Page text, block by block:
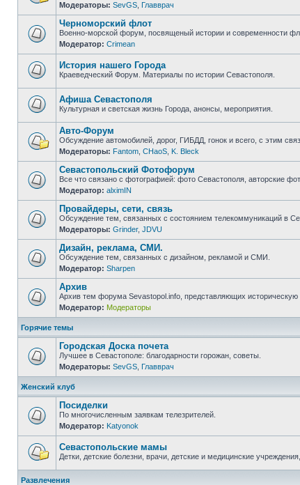
Нет
непрочитанных
сообщений
Модераторы: SevGS Главврач
Нет
непрочитанных
сообщений
Черноморский флот
Военно-морской форум, посвященый истории и современности
Модератор: Crimean
непрочитанных
сообщений
История нашего Города
Краеведческий Форум. Материалы по истории Севастополя.
непрочитанных
сообщений
Афиша Севастополя
Культурная и светская жизнь Города, анонсы, мероприятия.
Нет
непрочитанных
сообщений
Авто-Форум
Обсуждение автомобилей, дорог, ГИБДД, гонок и всего, с этим
Модераторы: Fantom CHaoS K. Bleck
Нет
непрочитанных
сообщений
Севастопольский Фотофорум
Все что связано с фотографией: фото Севастополя, авторские
Модератор: alximIN
Нет
непрочитанных
сообщений
Провайдеры, сети, связь
Обсуждение тем, связанных с состоянием телекоммуникаций в
Модераторы: Grinder, JDVU
Нет
непрочитанных
сообщений
Дизайн, реклама, СМИ.
Обсуждение тем, связанных с дизайном, рекламой и СМИ.
Модератор: Sharpen
Нет
непрочитанных
сообщений
Архив
Архив тем форума Sevastopol.info, представляющих историческую
Модератор: Модераторы
Горячие темы
Нет
непрочитанных
сообщений
Городская Доска почета
Лучшее в Севастополе: благодарности горожан, советы.
Модераторы: SevGS Главврач
Женский клуб
Нет
непрочитанных
сообщений
Посиделки
По многочисленным заявкам телезрителей.
Модератор: Katyonok
непрочитанных
сообщений
Севастопольские мамы
Детки, детские болезни, врачи, детские и медицинские
Развлечения